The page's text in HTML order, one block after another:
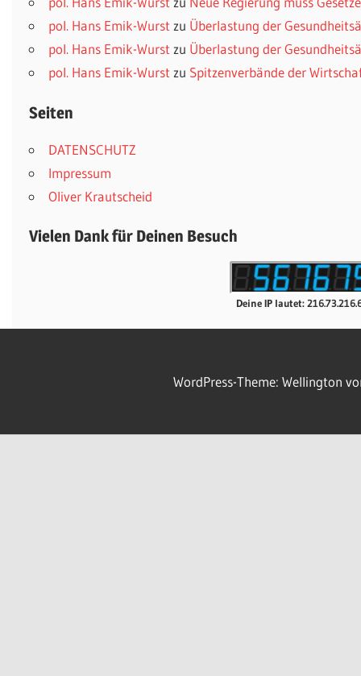
pol. Hans Emik-Wurst zu Überlastung der
pol. Hans Emik-Wurst zu Überlastung der
pol. Hans Emik-Wurst zu Spitzenverbände der
Seiten
DATENSCHUTZ
Impressum
Oliver Krautscheid
Vielen Dank für Deinen Besuch
Deine IP lautet:
WordPress-Theme: Wellington